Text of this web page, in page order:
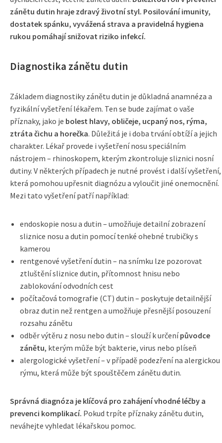
zánětu dutin hraje zdravý životní styl. Posilování imunity,
dostatek spánku, vyvážená strava a pravidelná hygiena
rukou pomáhají snižovat riziko infekcí.
Diagnostika zánětu dutin
Základem diagnostiky zánětu dutin je důkladná anamnéza a
fyzikální vyšetření lékařem. Ten se bude zajímat o vaše
příznaky, jako je bolest hlavy, obličeje, ucpaný nos, rýma,
ztráta čichu a horečka. Důležitá je i doba trvání obtíží a jejich
charakter. Lékař provede i vyšetření nosu speciálním
nástrojem – rhinoskopem, kterým zkontroluje sliznici nosní
dutiny. V některých případech je nutné provést i další vyšetření,
která pomohou upřesnit diagnózu a vyloučit jiné onemocnění.
Mezi tato vyšetření patří například:
endoskopie nosu a dutin – umožňuje detailní zobrazení
sliznice nosu a dutin pomocí tenké ohebné trubičky s
kamerou
rentgenové vyšetření dutin – na snímku lze pozorovat
ztluštění sliznice dutin, přítomnost hnisu nebo
zablokování odvodních cest
počítačová tomografie (CT) dutin – poskytuje detailnější
obraz dutin než rentgen a umožňuje přesnější posouzení
rozsahu zánětu
odběr výtěru z nosu nebo dutin – slouží k určenípůvodce
zánětu, kterým může být bakterie, virus nebo plíseň
alergologické vyšetření – v případě podezření na alergickou
rýmu, která může být spouštěčem zánětu dutin.
Správná diagnóza je klíčová pro zahájení vhodné léčby a
prevenci komplikací. Pokud trpíte příznaky zánětu dutin,
neváhejte vyhledat lékařskou pomoc.